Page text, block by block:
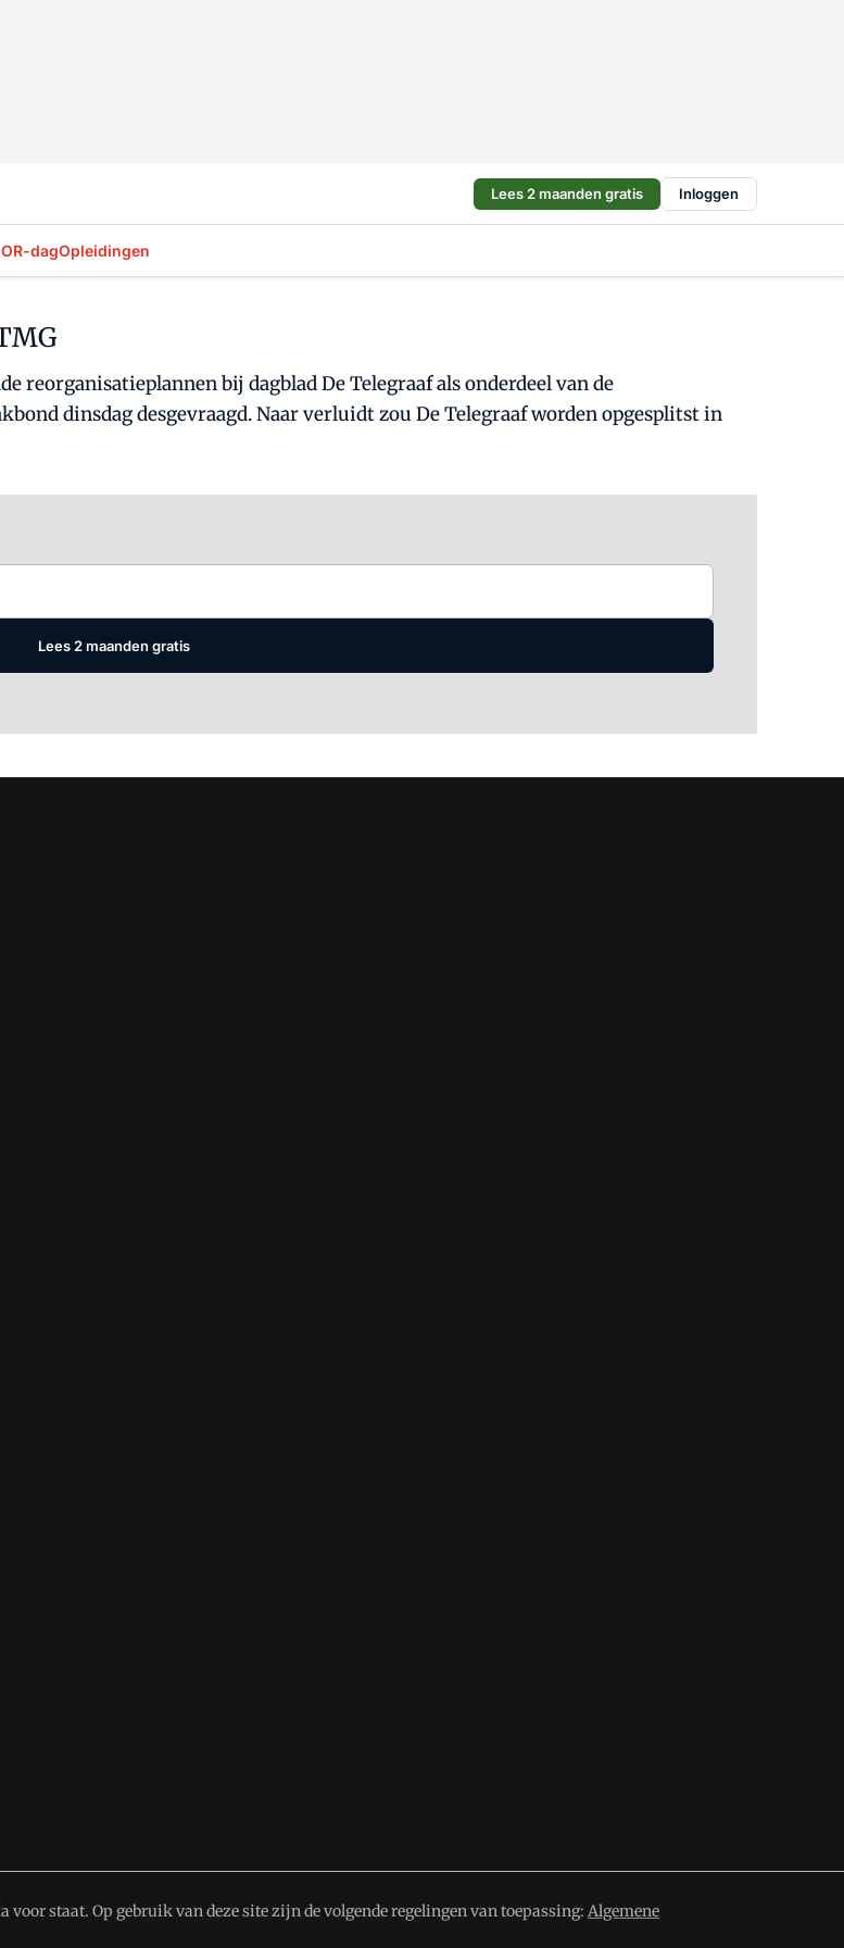
Lees 2 maanden gratis Inloggen
dagOpleidingen
reorganisatieplannen bij dagblad De Telegraaf als onderdeel van de
dinsdag desgevraagd. Naar verluidt zou De Telegraaf worden opgesplitst in
Lees 2 maanden gratis
voor staat. Op gebruik van deze site zijn de volgende regelingen van toepassing: Algemene